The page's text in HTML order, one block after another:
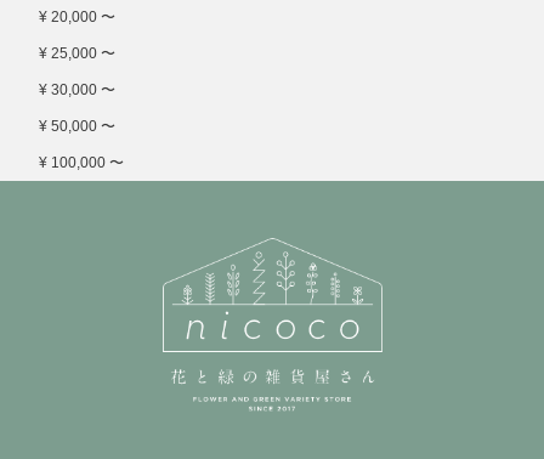
¥ 20,000 〜
¥ 25,000 〜
¥ 30,000 〜
¥ 50,000 〜
¥ 100,000 〜